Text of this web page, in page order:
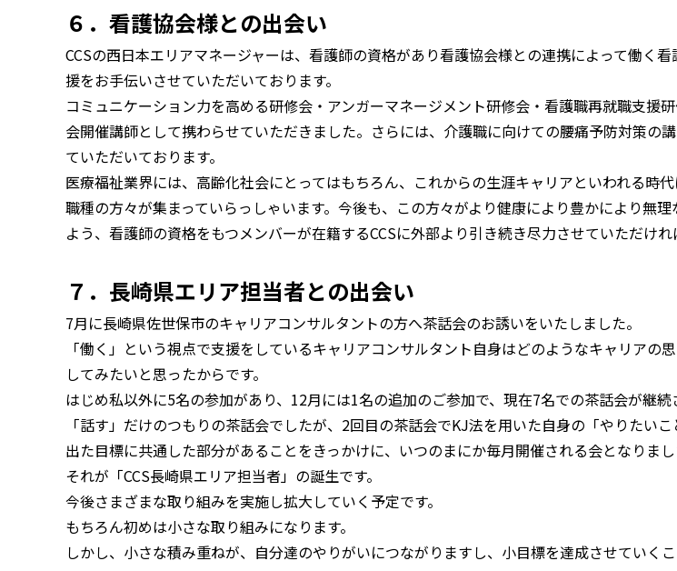
６．看護協会様との出会い
CCSの西日本エリアマネージャーは、看護師の資格があり看護協会様との連携によって働く
援をお手伝いさせていただいております。
コミュニケーション力を高める研修会・アンガーマネージメント研修会・看護職再就職支援
会開催講師として携わらせていただきました。さらには、介護職に向けての腰痛予防対策の
ていただいております。
医療福祉業界には、高齢化社会にとってはもちろん、これからの生涯キャリアといわれる時
職種の方々が集まっていらっしゃいます。今後も、この方々がより健康により豊かにより無
よう、看護師の資格をもつメンバーが在籍するCCSに外部より引き続き尽力させていただけれ
７．長崎県エリア担当者との出会い
7月に長崎県佐世保市のキャリアコンサルタントの方へ茶話会のお誘いをいたしました。
「働く」という視点で支援をしているキャリアコンサルタント自身はどのようなキャリアの
してみたいと思ったからです。
はじめ私以外に5名の参加があり、12月には1名の追加のご参加で、現在7名での茶話会が継続
「話す」だけのつもりの茶話会でしたが、2回目の茶話会でKJ法を用いた自身の「やりたい
出た目標に共通した部分があることをきっかけに、いつのまにか毎月開催される会となりまし
それが「CCS長崎県エリア担当者」の誕生です。
今後さまざまな取り組みを実施し拡大していく予定です。
もちろん初めは小さな取り組みになります。
しかし、小さな積み重ねが、自分達のやりがいにつながりますし、小目標を達成させていく